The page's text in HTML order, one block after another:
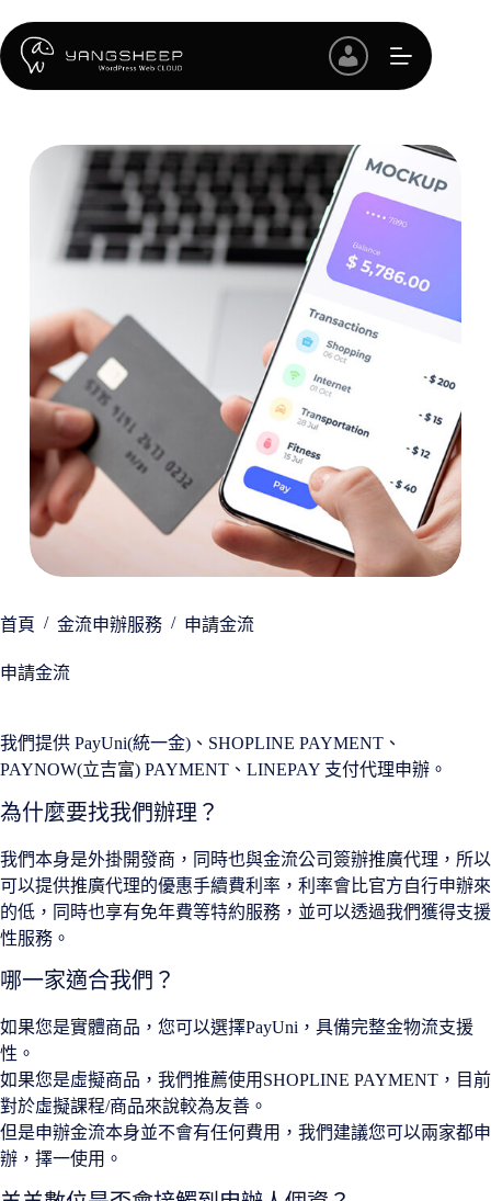
至
主
首頁 / 金流申辦服務 / 申請金流
申請金流
我們提供 PayUni(統一金)、SHOPLINE PAYMENT、
PAYNOW(立吉富) PAYMENT、LINEPAY 支付代理申辦。
為什麼要找我們辦理？
我們本身是外掛開發商，同時也與金流公司簽辦推廣代理，所以
可以提供推廣代理的優惠手續費利率，利率會比官方自行申辦來
的低，同時也享有免年費等特約服務，並可以透過我們獲得支援
性服務。
哪一家適合我們？
如果您是實體商品，您可以選擇PayUni，具備完整金物流支援
性。
如果您是虛擬商品，我們推薦使用SHOPLINE PAYMENT，目前
對於虛擬課程/商品來說較為友善。
但是申辦金流本身並不會有任何費用，我們建議您可以兩家都申
辦，擇一使用。